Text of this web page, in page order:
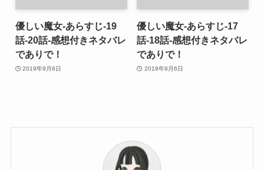
優しい魔女-あらすじ-19
話-20話-感想付きネタバレ
でありで！
2019年9月6日
優しい魔女-あらすじ-17
話-18話-感想付きネタバレ
でありで！
2019年9月6日